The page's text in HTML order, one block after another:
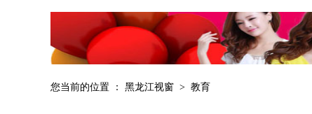
您当前的位置 ： 黑龙江视窗 > 教育